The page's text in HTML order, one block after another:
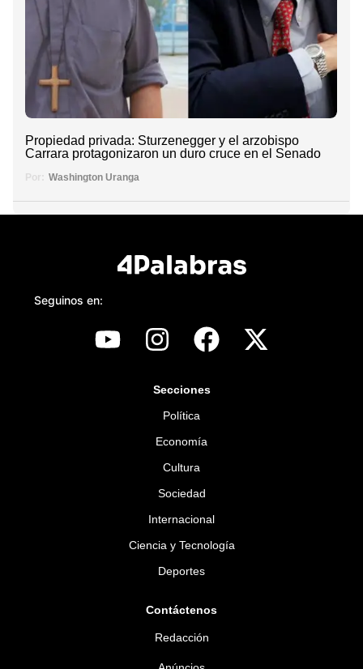
Propiedad privada: Sturzenegger y el arzobispo
Carrara protagonizaron un duro cruce en el Senado
Por: Washington Uranga
Seguinos en:
Secciones
Política
Economía
Cultura
Sociedad
Internacional
Ciencia y Tecnología
Deportes
Contáctenos
Redacción